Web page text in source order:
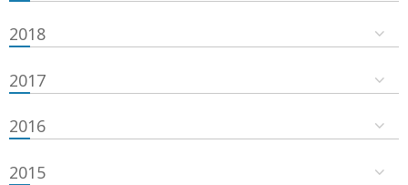
2018
2017
2016
2015